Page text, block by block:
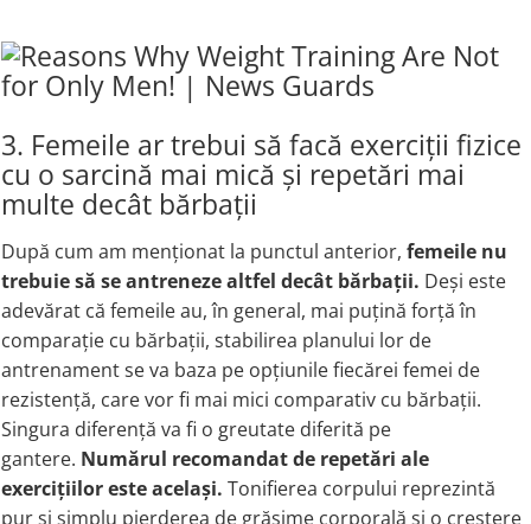
3. Femeile ar trebui să facă exerciții fizice
cu o sarcină mai mică și repetări mai
multe decât bărbații
După cum am menționat la punctul anterior, femeile nu
trebuie să se antreneze altfel decât bărbații. Deși este
adevărat că femeile au, în general, mai puțină forță în
comparație cu bărbații, stabilirea planului lor de
antrenament se va baza pe opțiunile fiecărei femei de
rezistență, care vor fi mai mici comparativ cu bărbații.
Singura diferență va fi o greutate diferită pe
gantere. Numărul recomandat de repetări ale
exercițiilor este același. Tonifierea corpului reprezintă
pur și simplu pierderea de grăsime corporală și o creștere